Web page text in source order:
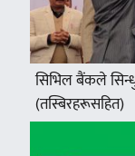
सिभिल बैंकले
(तस्बिरहरूसहित)